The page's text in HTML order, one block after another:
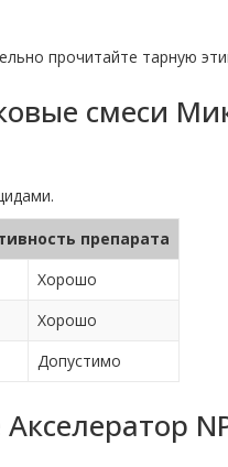
прочитайте тарную
смеси
препарата
Хорошо
Хорошо
Допустимо